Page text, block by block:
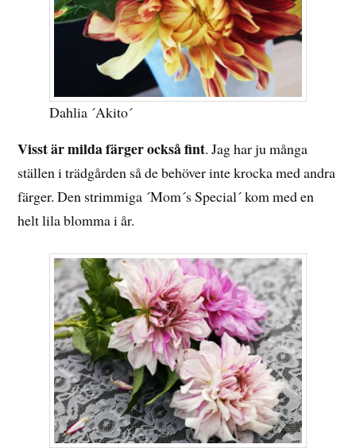
Dahlia ´Akito´
Visst är milda färger också fint. Jag har ju många
ställen i trädgården så de behöver inte krocka med andra
färger. Den strimmiga ´Mom´s Special´ kom med en
helt lila blomma i år.